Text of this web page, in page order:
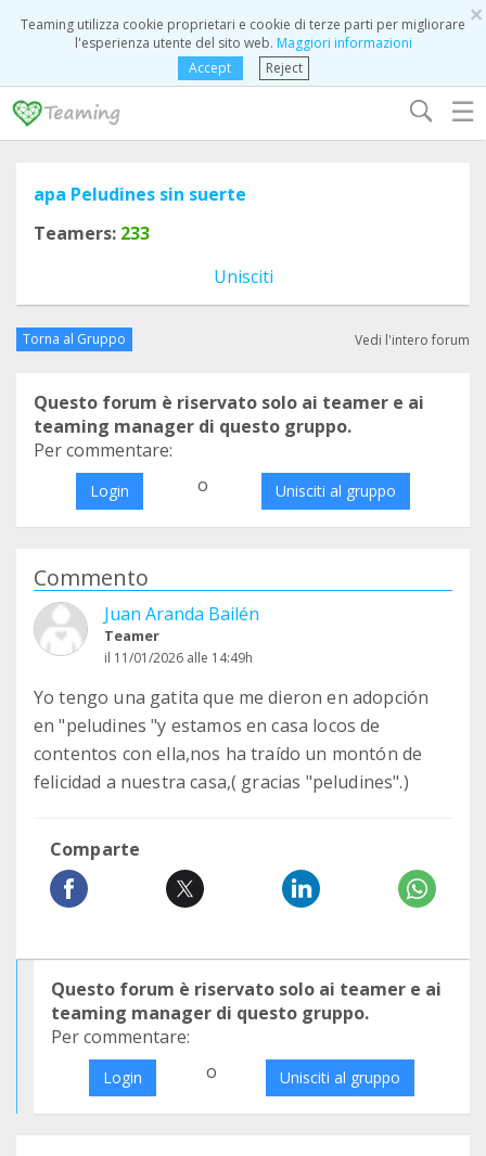
×
Teaming utilizza cookie proprietari e cookie di terze parti per migliorare
l'esperienza utente del sito web. Maggiori informazioni
Accept
Reject
☰
apa Peludines sin suerte
Teamers: 233
Unisciti
Torna al Gruppo Vedi l'intero forum
Questo forum è riservato solo ai teamer e ai
teaming manager di questo gruppo.
Per commentare:
Login o Unisciti al gruppo
Commento
Juan Aranda Bailén
Teamer
il 11/01/2026 alle 14:49h
Yo tengo una gatita que me dieron en adopción
en "peludines "y estamos en casa locos de
contentos con ella,nos ha traído un montón de
felicidad a nuestra casa,( gracias "peludines".)
Comparte
Questo forum è riservato solo ai teamer e ai
teaming manager di questo gruppo.
Per commentare:
Login o Unisciti al gruppo